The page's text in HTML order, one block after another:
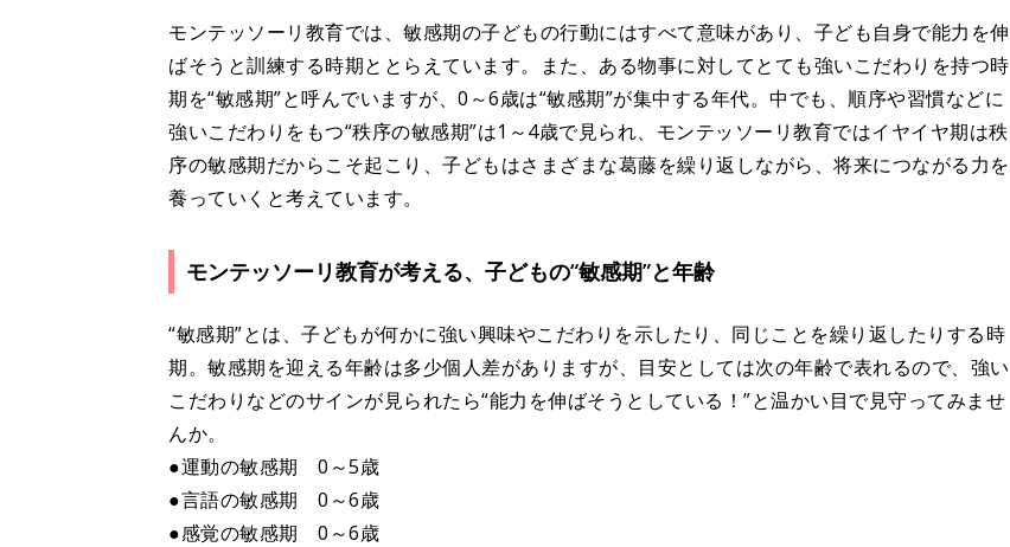
モンテッソーリ教育では、敏感期の子どもの行動にはすべて意味があり、子ども自身で能力を伸
ばそうと訓練する時期ととらえています。また、ある物事に対してとても強いこだわりを持つ時
期を“敏感期”と呼んでいますが、0～6歳は“敏感期”が集中する年代。中でも、順序や習慣などに
強いこだわりをもつ“秩序の敏感期”は1～4歳で見られ、モンテッソーリ教育ではイヤイヤ期は秩
序の敏感期だからこそ起こり、子どもはさまざまな葛藤を繰り返しながら、将来につながる力を
養っていくと考えています。
モンテッソーリ教育が考える、子どもの“敏感期”と年齢
“敏感期”とは、子どもが何かに強い興味やこだわりを示したり、同じことを繰り返したりする時
期。敏感期を迎える年齢は多少個人差がありますが、目安としては次の年齢で表れるので、強い
こだわりなどのサインが見られたら“能力を伸ばそうとしている！”と温かい目で見守ってみませ
んか。
●運動の敏感期 0～5歳
●言語の敏感期 0～6歳
●感覚の敏感期 0～6歳